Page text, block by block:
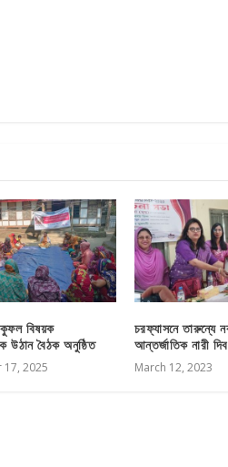
কুফল বিষয়ক
উঠান বৈঠক অনুষ্ঠিত
2025
চরফ্যাসনে তারুন্যে
আন্তর্জাতিক নারী
March 12, 2023